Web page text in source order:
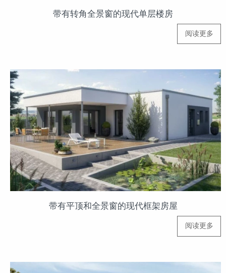
带有转角全景窗的现代单层楼房
阅读更多
带有平顶和全景窗的现代框架房屋
阅读更多